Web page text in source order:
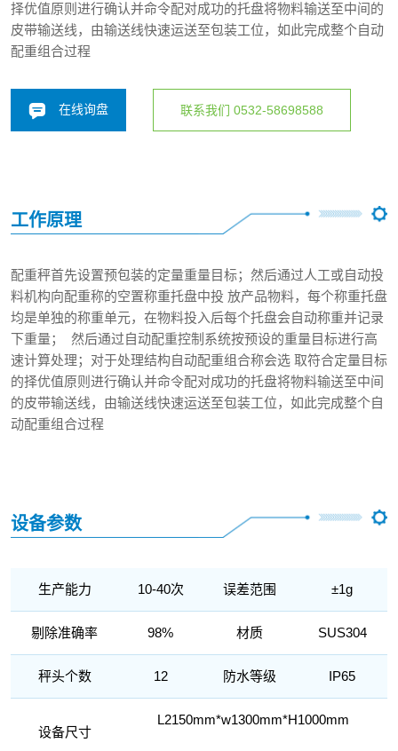
择优值原则进行确认并命令配对成功的托盘将物料输送至中间的
皮带输送线，由输送线快速运送至包装工位，如此完成整个自动
配重组合过程
在线询盘 联系我们 0532-58698588
工作原理
配重秤首先设置预包装的定量重量目标；然后通过人工或自动投
料机构向配重称的空置称重托盘中投 放产品物料，每个称重托盘
均是单独的称重单元，在物料投入后每个托盘会自动称重并记录
下重量； 然后通过自动配重控制系统按预设的重量目标进行高
速计算处理；对于处理结构自动配重组合称会选 取符合定量目标
的择优值原则进行确认并命令配对成功的托盘将物料输送至中间
的皮带输送线，由输送线快速运送至包装工位，如此完成整个自
动配重组合过程
设备参数
生产能力 10-40次 误差范围 ±1g
剔除准确率 98% 材质 SUS304
秤头个数 12 防水等级 IP65
设备尺寸
L2150mm*w1300mm*H1000mm